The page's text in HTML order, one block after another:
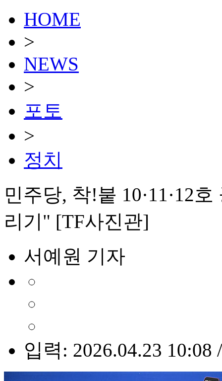
HOME
>
NEWS
>
포토
>
정치
민주당, 착!붙 10·11·12
리기" [TF사진관]
서예원 기자
입력: 2026.04.23 10:08